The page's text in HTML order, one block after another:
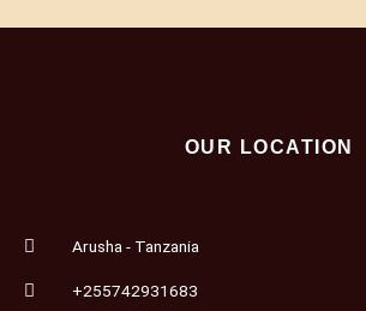
OUR LOCATION
Arusha - Tanzania
+255742931683